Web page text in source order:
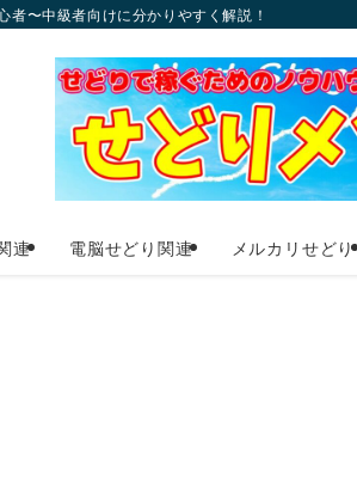
〜中級者向けに分かりやすく解説！
連 電脳せどり関連 メルカリせどり